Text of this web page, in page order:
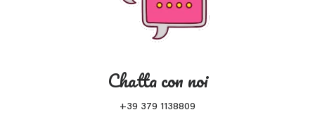
Chatta con noi
+39 379 1138809